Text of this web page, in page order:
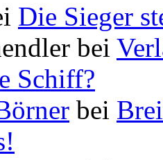
Die Sieger
bei
Schiff?
bei